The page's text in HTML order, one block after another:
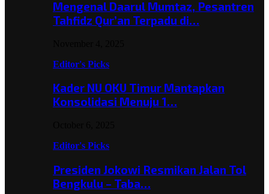
Mengenal Daarul Mumtaz, Pesantren
Tahfidz Qur’an Terpadu di…
Editor's Picks
Kader NU OKU Timur Mantapkan
Konsolidasi Menuju 1…
Editor's Picks
Presiden Jokowi Resmikan Jalan Tol
Bengkulu – Taba…